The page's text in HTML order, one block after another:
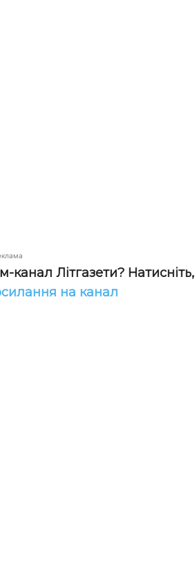
канал Літгазети?
на канал